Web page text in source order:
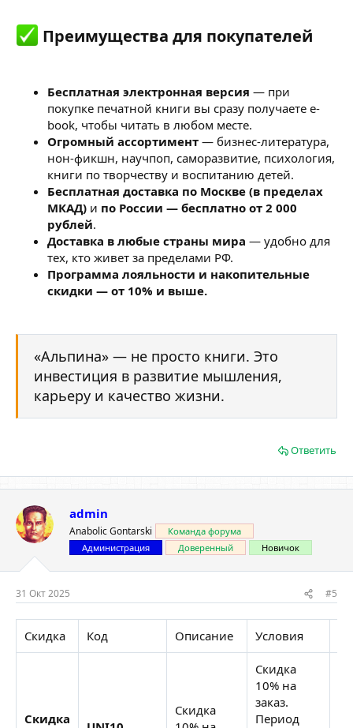
Преимущества для покупателей​
Бесплатная электронная версия — при
покупке печатной книги вы сразу получаете e-
book, чтобы читать в любом месте.
Огромный ассортимент — бизнес-литература,
нон-фикшн, научпоп, саморазвитие, психология,
книги по творчеству и воспитанию детей.
Бесплатная доставка по Москве (в пределах
МКАД) и по России — бесплатно от 2 000
рублей.
Доставка в любые страны мира — удобно для
тех, кто живет за пределами РФ.
Программа лояльности и накопительные
скидки — от 10% и выше.
«Альпина» — не просто книги. Это
инвестиция в развитие мышления,
карьеру и качество жизни.
Ответить
admin
Anabolic Gontarski
Команда форума
Администрация
Доверенный Новичок
31 Окт 2025 #5
Скидка Код Описание Условия
Скидка
Скидка
Скидка
10% на
заказ.
Период